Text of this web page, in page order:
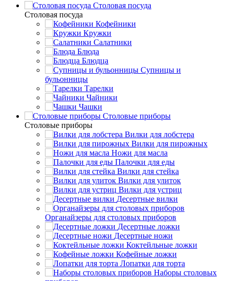
Столовая посуда
Столовая посуда
Кофейники
Кружки
Салатники
Блюда
Блюдца
Супницы и
бульонницы
Тарелки
Чайники
Чашки
Cтоловые приборы
Cтоловые приборы
Вилки для лобстера
Вилки для пирожных
Ножи для масла
Палочки для еды
Вилки для стейка
Вилки для улиток
Вилки для устриц
Десертные вилки
Органайзеры для столовых приборов
Десертные ложки
Десертные ножи
Коктейльные ложки
Кофейные ложки
Лопатки для торта
Наборы столовых